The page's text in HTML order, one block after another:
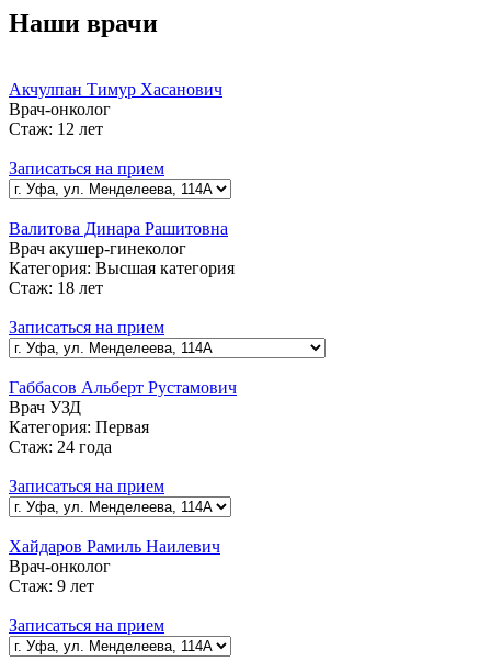
Наши врачи
Акчулпан Тимур Хасанович
Врач-онколог
Стаж: 12 лет
Записаться на прием
Валитова Динара Рашитовна
Врач акушер-гинеколог
Категория: Высшая категория
Стаж: 18 лет
Записаться на прием
Габбасов Альберт Рустамович
Врач УЗД
Категория: Первая
Стаж: 24 года
Записаться на прием
Хайдаров Рамиль Наилевич
Врач-онколог
Стаж: 9 лет
Записаться на прием